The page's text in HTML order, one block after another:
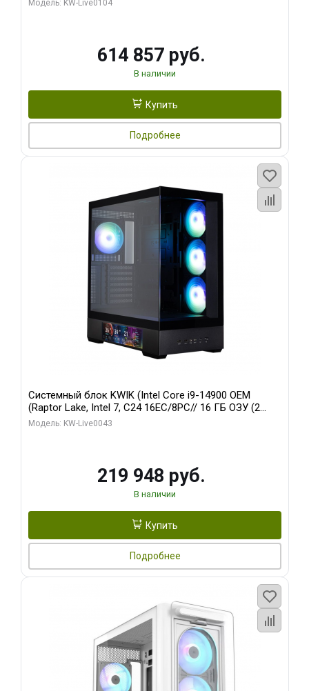
Модель: KW-Live0104
614 857 руб.
В наличии
Купить
Подробнее
Системный блок KWIK (Intel Core i9-14900 OEM
(Raptor Lake, Intel 7, C24 16EC/8PC// 16 ГБ ОЗУ (2
модуля)/ Palit RTX5070Ti GAMINGPRO-S OC 16GB
Модель: KW-Live0043
219 948 руб.
В наличии
Купить
Подробнее